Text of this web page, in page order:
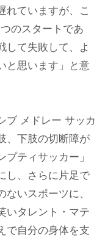
れていますが、こ
のスタートであ
して失敗して、よ
と思います」と意
ブ メドレー サッカ
、下肢の切断障が
ティサッカー」
し、さらに片足で
いスポーツに、
いタレント・マテ
で自分の身体を支